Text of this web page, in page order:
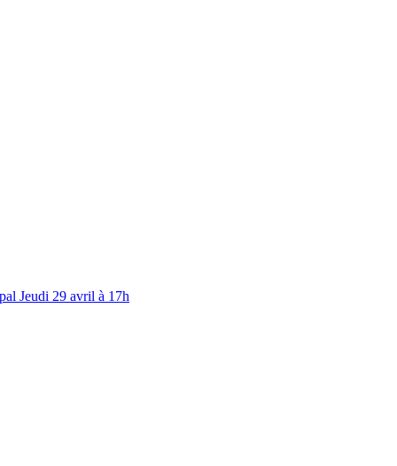
Jeudi 29 avril à 17h